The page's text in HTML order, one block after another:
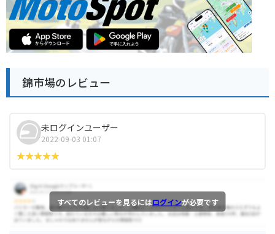
錦市場のレビュー
未ログインユーザー
2022-09-03 01:07
すべてのレビューを見るにはログインが必要です